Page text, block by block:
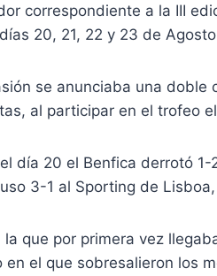
correspondiente a la III
20, 21, 22 y 23 de
se anunciaba una
al participar en el trofeo
día 20 el Benfica derrotó
3-1 al Sporting de
la que por primera vez
en el que sobresalieron los